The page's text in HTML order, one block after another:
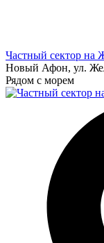
Частный сектор на
Новый Афон, ул.
Рядом с морем